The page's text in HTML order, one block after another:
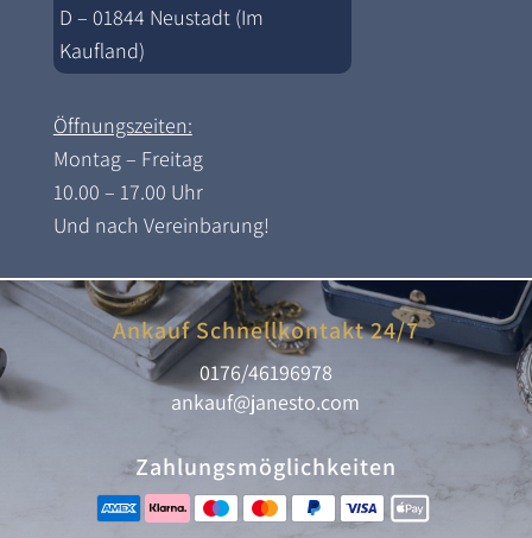
D – 01844 Neustadt (Im
Kaufland)
Öffnungszeiten:
Montag – Freitag
10.00 – 17.00 Uhr
Und nach Vereinbarung!
Ankauf Schnellkontakt 24/7
0176/46196978
ankauf@janesto.com
Zahlungsmöglichkeiten